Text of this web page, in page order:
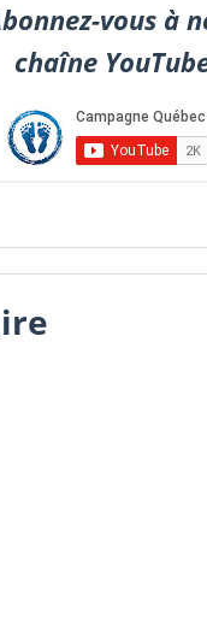
vous à
chaîne